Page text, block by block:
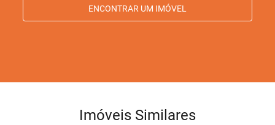
ENCONTRAR UM IMÓVEL
Imóveis Similares